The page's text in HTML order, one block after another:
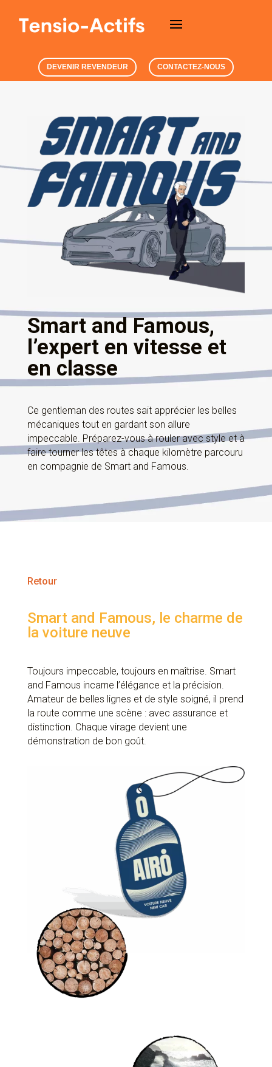
DEVENIR REVENDEUR CONTACTEZ-NOUS
Smart and Famous,
l’expert en vitesse et
en classe
Ce gentleman des routes sait apprécier les belles
mécaniques tout en gardant son allure
impeccable. Préparez-vous à rouler avec style et à
faire tourner les têtes à chaque kilomètre parcouru
en compagnie de Smart and Famous.
Retour
Smart and Famous, le charme de
la voiture neuve
Toujours impeccable, toujours en maîtrise. Smart
and Famous incarne l’élégance et la précision.
Amateur de belles lignes et de style soigné, il prend
la route comme une scène : avec assurance et
distinction. Chaque virage devient une
démonstration de bon goût.